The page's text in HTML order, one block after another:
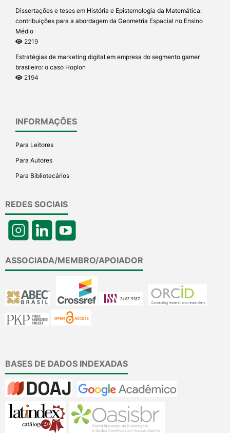
Dissertações e teses em História e Epistemologia da Matemática:
contribuições para a abordagem da Geometria Espacial no Ensino
Médio
2219
Estratégias de marketing digital em empresa do segmento gamer
brasileiro: o caso Hoplon
2194
INFORMAÇÕES
Para Leitores
Para Autores
Para Bibliotecários
REDES SOCIAIS
ASSOCIADA/MEMBRO/APOIADOR
BASES DE DADOS INDEXADAS